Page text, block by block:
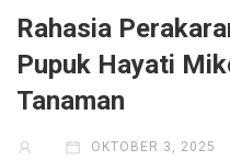
Rahasia
Pupuk Hayati
Tanaman
OKTOBER 3, 2025